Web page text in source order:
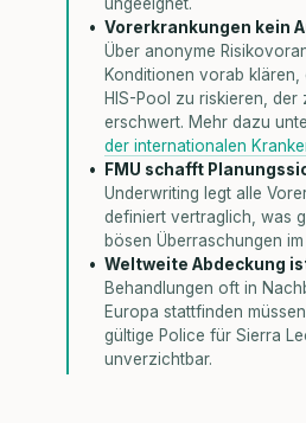
Vorerkrankungen kein
Über anonyme
Konditionen vorab klären,
HIS-Pool zu riskieren, der
erschwert. Mehr dazu
der internationalen
FMU schafft
Underwriting legt alle
definiert vertraglich, was
bösen Überraschungen
Weltweite Abdeckung
Behandlungen oft in
Europa stattfinden
gültige Police für Sierra
unverzichtbar.